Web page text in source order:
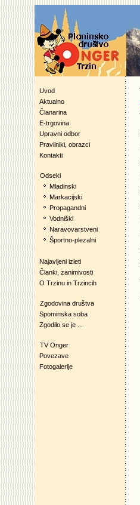
Uvod
Aktualno
Članarina
E-trgovina
Upravni odbor
Pravilniki, obrazci
Kontakti
Odseki
Mladinski
Markacijski
Propagandni
Vodniški
Naravovarstveni
Športno-plezalni
Najavljeni izleti
Članki, zanimivosti
O Trzinu in Trzincih
Zgodovina društva
Spominska soba
Zgodilo se je ...
TV Onger
Povezave
Fotogalerije